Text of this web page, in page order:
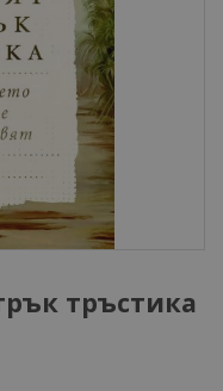
тръстика